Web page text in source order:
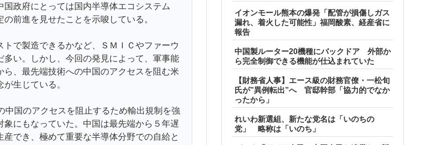
政府にとっては国内半導体エコシステム
前進を見せたことを示唆している。
で製造できるかなど、ＳＭＩＣやファーウ
い。しかし、今回の発見によって、軍事能
、最先端技術への中国のアクセスを阻む米
生じている。
国のアクセスを阻止するため輸出規制を強
にもなっていた。中国は最先端から５年遅
でき、極めて重要な半導体分野での自給と
イオンモール熊本の爆発「配管が損傷しガス
漏れ、着火した可能性」福岡酸素、経産省に
報告
中国製ルーター20機種にバックドア 外部か
ら完全制御できる機能が仕込まれていた
【財務省人事】エース級の財務官僚・一松旬
氏が”異例転出”へ 官邸幹部「協力的でなか
ったから」
れいわ新選組、新たな党名は「いのちの
党」 略称は「いのち」